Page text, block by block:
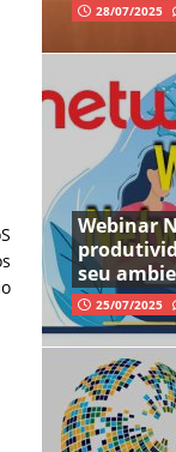
28/07/2025
Webinar
seu
25/07/2025